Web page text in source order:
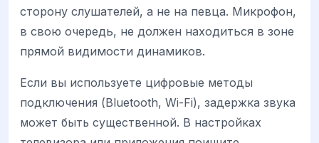
сторону слушателей, а не на певца. Микрофон,
в свою очередь, не должен находиться в зоне
прямой видимости динамиков.
Если вы используете цифровые методы
подключения (Bluetooth, Wi-Fi), задержка звука
может быть существенной. В настройках